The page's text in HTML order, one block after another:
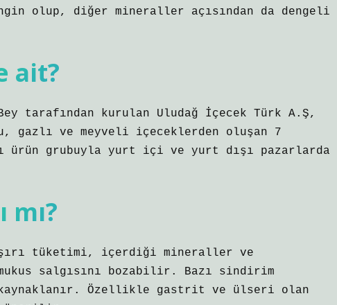
olup, diğer mineraller açısından da dengeli
ait?
tarafından kurulan Uludağ İçecek Türk A.Ş,
gazlı ve meyveli içeceklerden oluşan 7
ürün grubuyla yurt içi ve yurt dışı pazarlarda
mı?
Aşırı tüketimi, içerdiği mineraller ve
salgısını bozabilir. Bazı sindirim
kaynaklanır. Özellikle gastrit ve ülseri olan